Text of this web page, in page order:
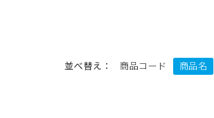
並べ替え： 商品コード 商品名